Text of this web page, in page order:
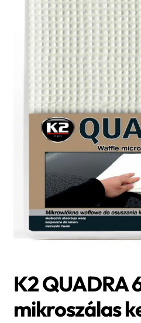
K2 QUADRA
mikroszálas